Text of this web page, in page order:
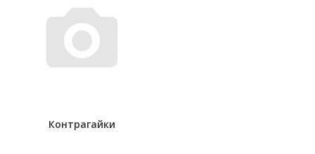
Контрагайки